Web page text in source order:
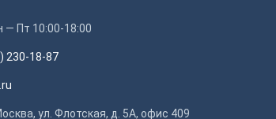
— Пт 10:00-18:00
230-18-87
ул. Флотская, д. 5А, офис 409